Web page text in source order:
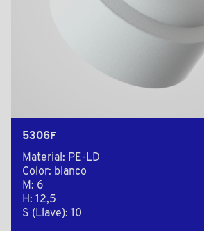
5306F
Material: PE-LD
Color: blanco
M: 6
H: 12,5
S (Llave): 10